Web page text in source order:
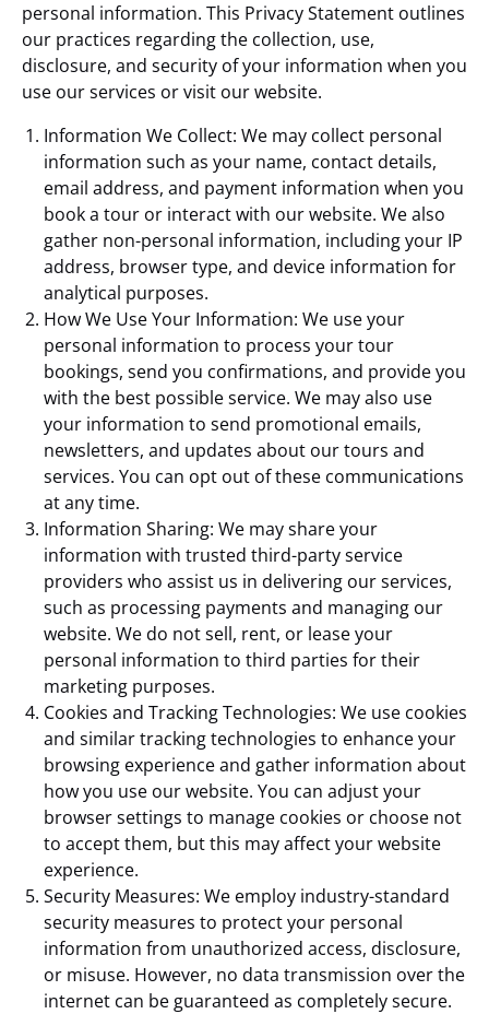
personal information. This Privacy Statement outlines
our practices regarding the collection, use,
disclosure, and security of your information when you
use our services or visit our website.
Information We Collect: We may collect personal
information such as your name, contact details,
email address, and payment information when you
book a tour or interact with our website. We also
gather non-personal information, including your IP
address, browser type, and device information for
analytical purposes.
How We Use Your Information: We use your
personal information to process your tour
bookings, send you confirmations, and provide you
with the best possible service. We may also use
your information to send promotional emails,
newsletters, and updates about our tours and
services. You can opt out of these communications
at any time.
Information Sharing: We may share your
information with trusted third-party service
providers who assist us in delivering our services,
such as processing payments and managing our
website. We do not sell, rent, or lease your
personal information to third parties for their
marketing purposes.
Cookies and Tracking Technologies: We use cookies
and similar tracking technologies to enhance your
browsing experience and gather information about
how you use our website. You can adjust your
browser settings to manage cookies or choose not
to accept them, but this may affect your website
experience.
Security Measures: We employ industry-standard
security measures to protect your personal
information from unauthorized access, disclosure,
or misuse. However, no data transmission over the
internet can be guaranteed as completely secure.